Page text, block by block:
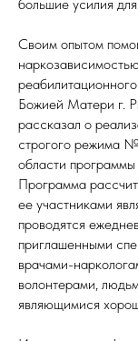
большие усилия
Своим опытом
Божией Матери г.
рассказал о
строгого режима
области
Программа
ее участниками
проводятся
приглашенными
врачами-
волонтерами,
являющимися